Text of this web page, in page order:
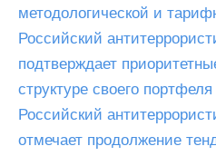
методологической и
Российский
подтверждает
структуре своего портфеля
Российский
отмечает продолжение